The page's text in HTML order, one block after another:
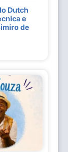
Dutch
e
de